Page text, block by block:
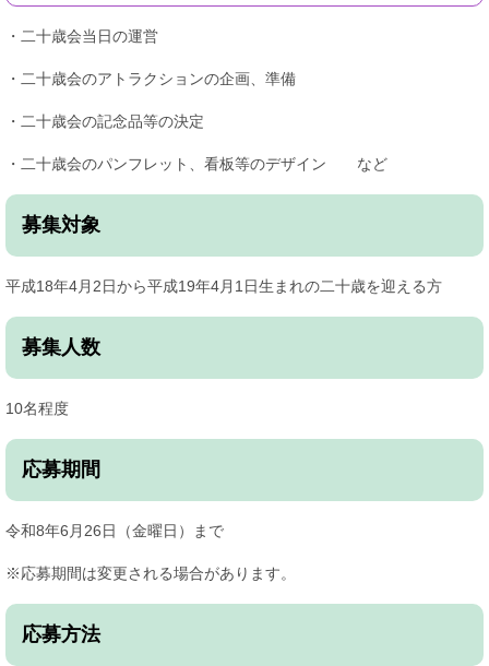
・二十歳会当日の運営
・二十歳会のアトラクションの企画、準備
・二十歳会の記念品等の決定
・二十歳会のパンフレット、看板等のデザイン など
募集対象
平成18年4月2日から平成19年4月1日生まれの二十歳を迎える方
募集人数
10名程度
応募期間
令和8年6月26日（金曜日）まで
※応募期間は変更される場合があります。
応募方法